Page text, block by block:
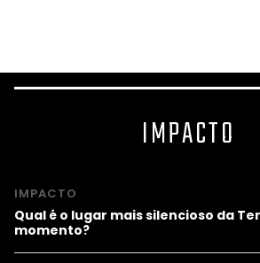
IMPACTO
IMPACTO
Qual é o lugar mais silencioso da
momento?